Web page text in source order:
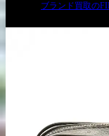
03-
ブランド買取の